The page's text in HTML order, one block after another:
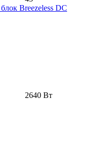
Breezeless DC
2640 Вт